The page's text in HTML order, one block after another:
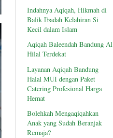
Indahnya Aqiqah, Hikmah di
Balik Ibadah Kelahiran Si
Kecil dalam Islam
Aqiqah Baleendah Bandung Al
Hilal Terdekat
Layanan Aqiqah Bandung
Halal MUI dengan Paket
Catering Profesional Harga
Hemat
Bolehkah Mengaqiqahkan
Anak yang Sudah Beranjak
Remaja?